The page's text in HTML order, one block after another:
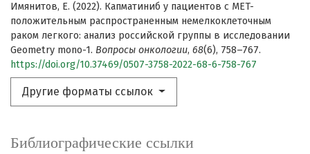
Имянитов, Е. (2022). Капматиниб у пациентов с MET-
положительным распространенным немелкоклеточным
раком легкого: анализ российской группы в исследовании
Geometry mono-1. Вопросы онкологии, 68(6), 758–767.
https://doi.org/10.37469/0507-3758-2022-68-6-758-767
Другие форматы ссылок
Библиографические ссылки